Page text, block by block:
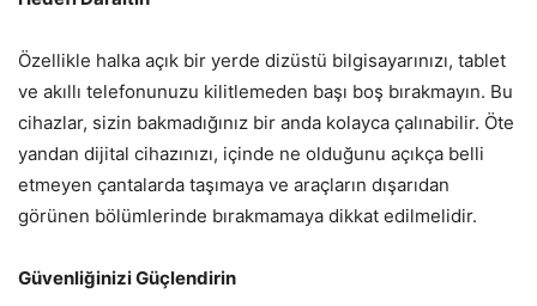
Özellikle halka açık bir yerde dizüstü bilgisayarınızı, tablet
ve akıllı telefonunuzu kilitlemeden başı boş bırakmayın. Bu
cihazlar, sizin bakmadığınız bir anda kolayca çalınabilir. Öte
yandan dijital cihazınızı, içinde ne olduğunu açıkça belli
etmeyen çantalarda taşımaya ve araçların dışarıdan
görünen bölümlerinde bırakmamaya dikkat edilmelidir.
Güvenliğinizi Güçlendirin